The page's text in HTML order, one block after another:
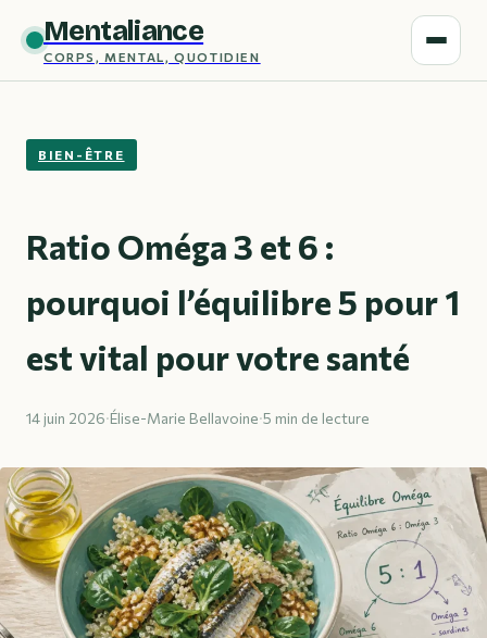
Mentaliance
CORPS, MENTAL, QUOTIDIEN
BIEN-ÊTRE
Ratio Oméga 3 et 6 :
pourquoi l’équilibre 5 pour 1
est vital pour votre santé
14 juin 2026·Élise-Marie Bellavoine·5 min de lecture